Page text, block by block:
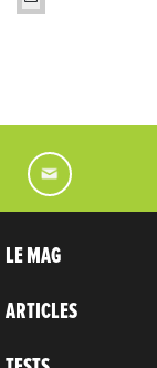
LE MAG
ARTICLES